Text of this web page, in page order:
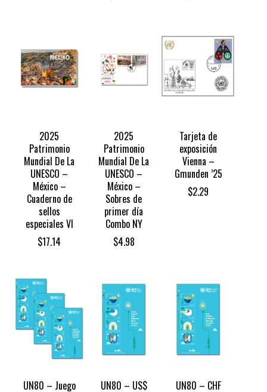
2025
Patrimonio
Mundial De La
UNESCO –
México –
Cuaderno de
sellos
especiales VI
$17.14
2025
Patrimonio
Mundial De La
UNESCO –
México –
Sobres de
primer día
Combo NY
$4.98
Tarjeta de
exposición
Vienna –
Gmunden ’25
$2.29
UN80 – Juego
UN80 – US$
UN80 – CHF